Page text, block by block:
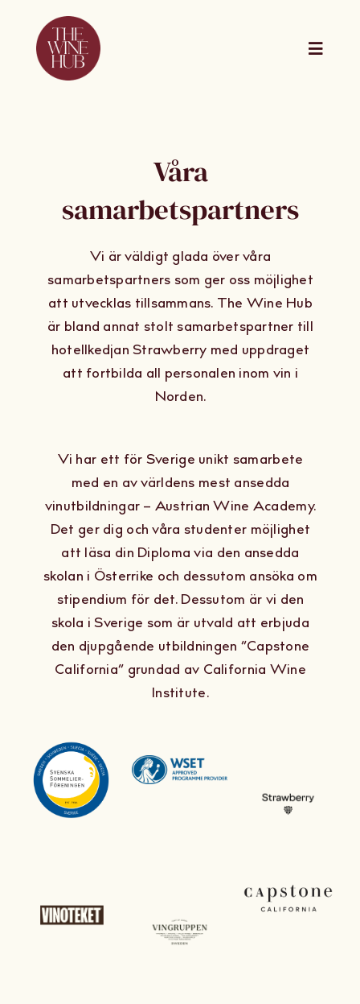
content
Toggle
For Wine Boards
Kalender
Presentkort
Om Oss
Våra
samarbetspartners
Vi är väldigt glada övervåra
samarbetspartners som ger oss möjlighet
att utvecklas tillsammans. The Wine Hub
är bland annat stolt samarbetspartner till
hotellkedjanStrawberry med uppdraget
att fortbilda all personalen inom vin i
Norden.
Vi har ett för Sverige unikt samarbete
med en av världens mest ansedda
vinutbildningar – Austrian Wine Academy.
Det ger dig och våra studenter möjlighet
att läsa din Diploma via den ansedda
skolan i Österrike och dessutom ansöka om
stipendium för det. Dessutom är vi den
skola i Sverige som är utvald att erbjuda
den djupgående utbildningen ”Capstone
California” grundad av California Wine
Institute.